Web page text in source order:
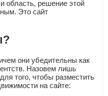
область, решение этой
Это сайт
они убедительны как
Назовем лишь
того, чтобы разместить
на сайте: